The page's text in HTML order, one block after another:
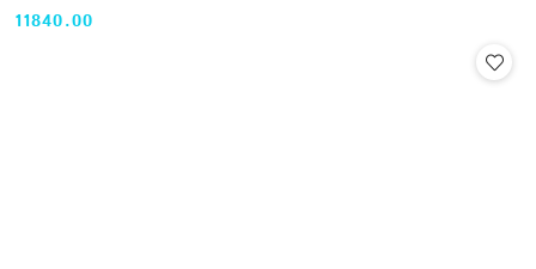
Cena:
11840.00